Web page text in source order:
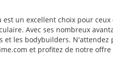
est un excellent choix pour
Avec ses nombreux
les bodybuilders.
et profitez de notre